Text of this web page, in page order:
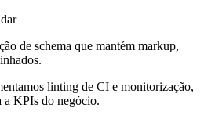
de schema que mantém markup,
linting de CI e monitorização,
a KPIs do negócio.